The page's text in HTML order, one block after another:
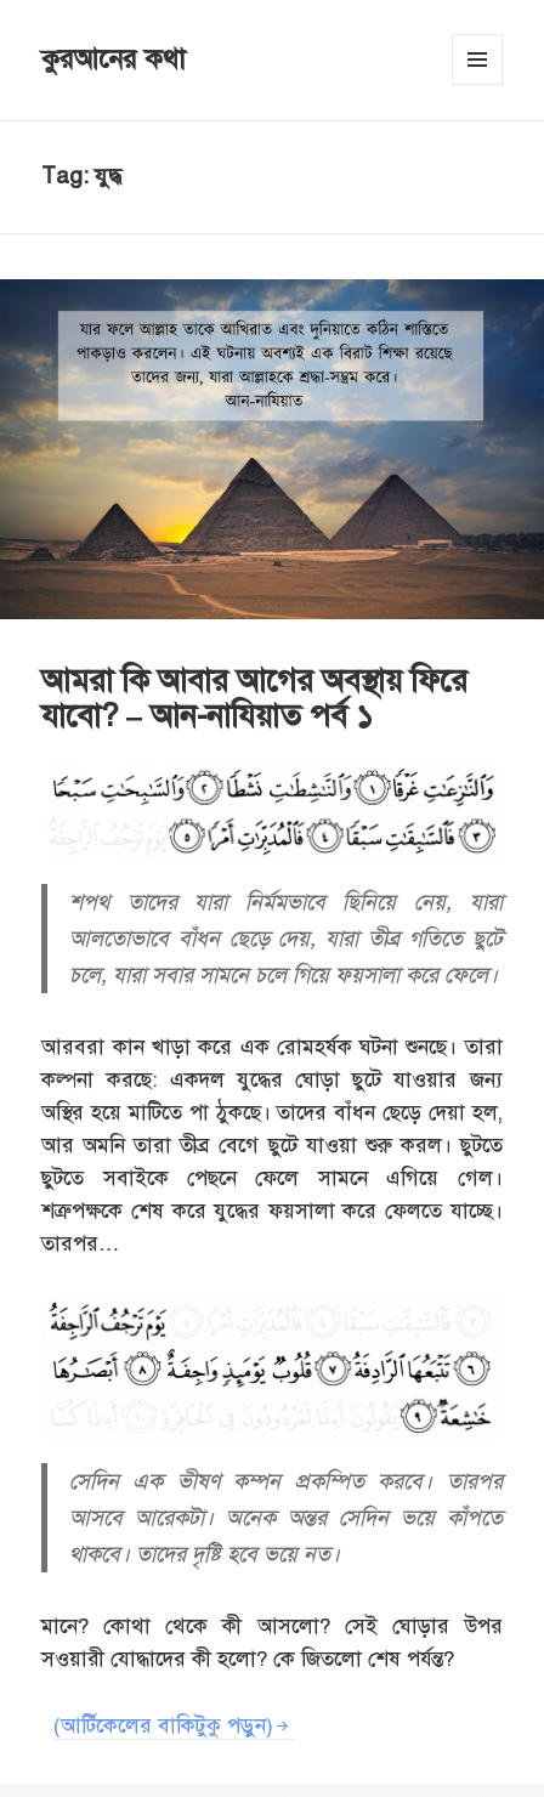
কুরআনের কথা
Tag:যুদ্ধ
আমরা কি আবার আগের অবস্থায় ফিরে
যাবো? – আন-নাযিয়াত পর্ব ১
শপথ তাদের যারা নির্মমভাবে ছিনিয়ে নেয়, যারা
আলতোভাবে বাঁধন ছেড়ে দেয়, যারা তীব্র গতিতে ছুটে
চলে, যারা সবার সামনে চলে গিয়ে ফয়সালা করে ফেলে।
আরবরা কান খাড়া করে এক রোমহর্ষক ঘটনা শুনছে। তারা
কল্পনা করছে: একদল যুদ্ধের ঘোড়া ছুটে যাওয়ার জন্য
অস্থির হয়ে মাটিতে পা ঠুকছে। তাদের বাঁধন ছেড়ে দেয়া হল,
আর অমনি তারা তীব্র বেগে ছুটে যাওয়া শুরু করল। ছুটতে
ছুটতে সবাইকে পেছনে ফেলে সামনে এগিয়ে গেল।
শত্রুপক্ষকে শেষ করে যুদ্ধের ফয়সালা করে ফেলতে যাচ্ছে।
তারপর…
সেদিন এক ভীষণ কম্পন প্রকম্পিত করবে। তারপর
আসবে আরেকটা। অনেক অন্তর সেদিন ভয়ে কাঁপতে
থাকবে। তাদের দৃষ্টি হবে ভয়ে নত।
মানে? কোথা থেকে কী আসলো? সেই ঘোড়ার উপর
সওয়ারী যোদ্ধাদের কী হলো? কে জিতলো শেষ পর্যন্ত?
(আর্টিকেলের বাকিটুকু পড়ুন)